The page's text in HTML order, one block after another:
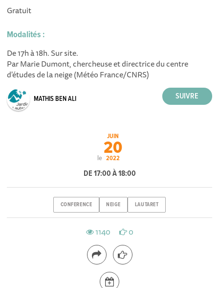
Gratuit
Modalités :
De 17h à 18h. Sur site.
Par Marie Dumont, chercheuse et directrice du centre
d'études de la neige (Météo France/CNRS)
MATHIS BEN ALI
le
JUIN
20
2022
DE 17:00 À 18:00
CONFERENCE NEIGE LAUTARET
1140 0